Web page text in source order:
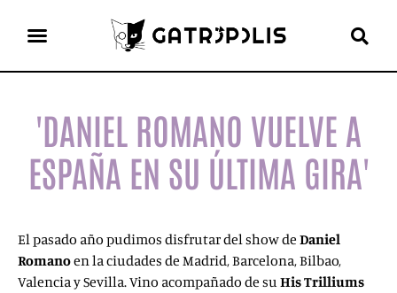
'DANIEL ROMANO VUELVE A
ESPAÑA EN SU ÚLTIMA GIRA'
El pasado año pudimos disfrutar del show de Daniel
Romanoen la ciudades de Madrid, Barcelona, Bilbao,
Valencia y Sevilla. Vino acompañado de suHis Trilliums